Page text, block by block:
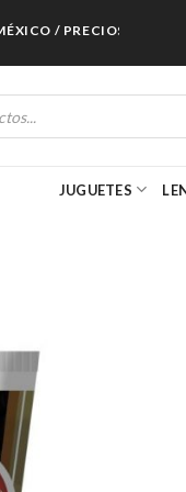
/ PRECIOS
JUGUETES